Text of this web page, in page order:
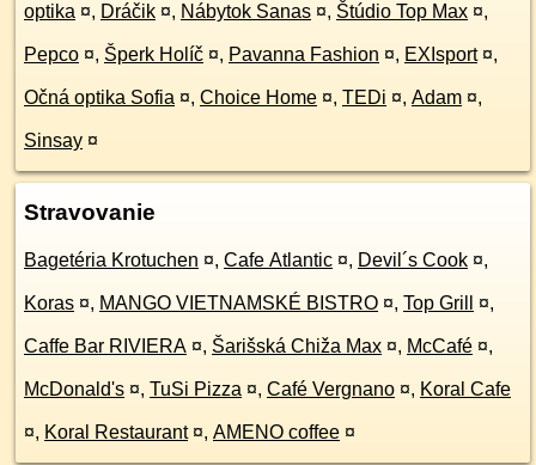
optika ¤, Dráčik ¤, Nábytok Sanas ¤, Štúdio Top Max ¤,
Pepco ¤, Šperk Holíč ¤, Pavanna Fashion ¤, EXIsport ¤,
Očná optika Sofia ¤, Choice Home ¤, TEDi ¤, Adam ¤,
Sinsay ¤
Stravovanie
Bagetéria Krotuchen ¤, Cafe Atlantic ¤, Devil´s Cook ¤,
Koras ¤, MANGO VIETNAMSKÉ BISTRO ¤, Top Grill ¤,
Caffe Bar RIVIERA ¤, Šarišská Chiža Max ¤, McCafé ¤,
McDonald's ¤, TuSi Pizza ¤, Café Vergnano ¤, Koral Cafe
¤, Koral Restaurant ¤, AMENO coffee ¤